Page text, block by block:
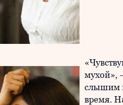
мухой»,
слышим
время.